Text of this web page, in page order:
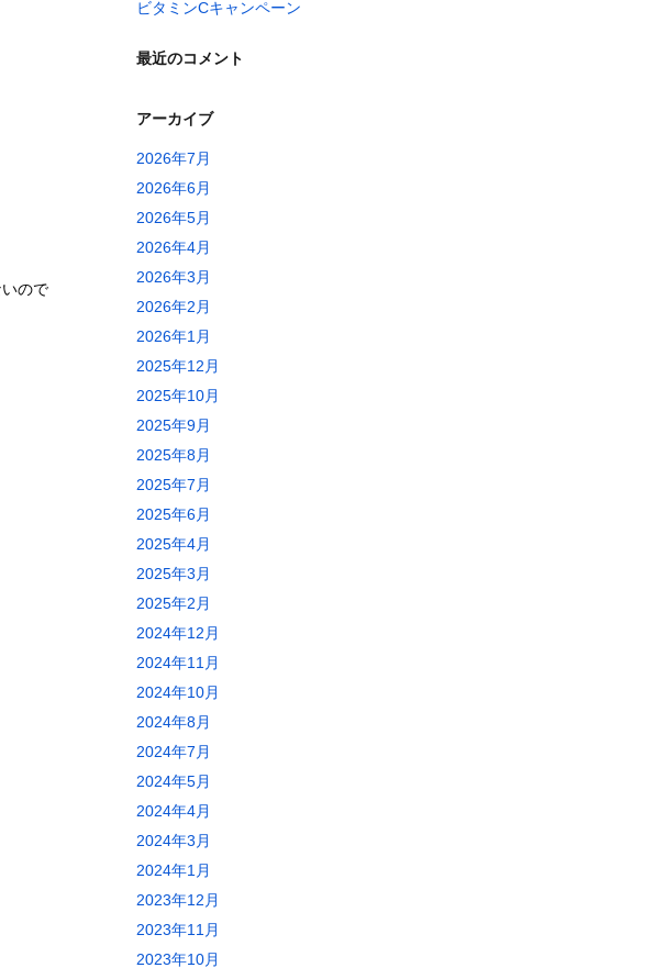
ので
ビタミンCキャンペーン
最近のコメント
アーカイブ
2026年7月
2026年6月
2026年5月
2026年4月
2026年3月
2026年2月
2026年1月
2025年12月
2025年10月
2025年9月
2025年8月
2025年7月
2025年6月
2025年4月
2025年3月
2025年2月
2024年12月
2024年11月
2024年10月
2024年8月
2024年7月
2024年5月
2024年4月
2024年3月
2024年1月
2023年12月
2023年11月
2023年10月